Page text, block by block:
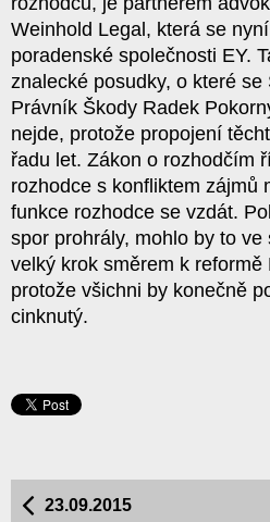
Weinhold Legal, která se nyní
poradenské společnosti EY.
znalecké posudky, o které
Právník Škody Radek
nejde, protože propojení
řadu let. Zákon o rozhodčím
rozhodce s konfliktem zájmů
funkce rozhodce se vzdát.
spor prohrály, mohlo by to
velký krok směrem k reformě
protože všichni by konečně
cinknutý.
23.09.2015